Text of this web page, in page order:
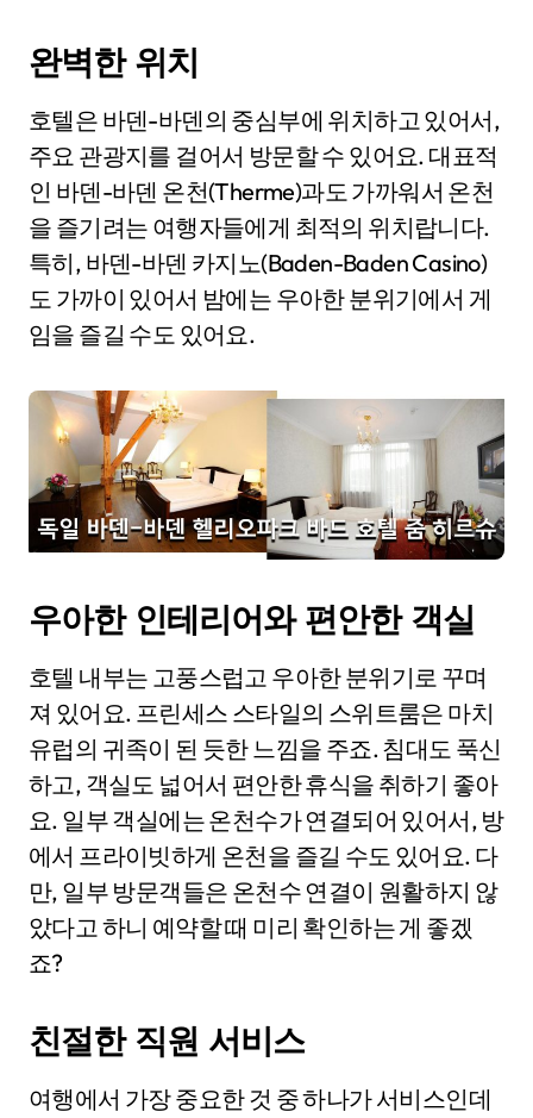
완벽한 위치
호텔은 바덴-바덴의 중심부에 위치하고 있어서,
주요 관광지를 걸어서 방문할 수 있어요. 대표적
인 바덴-바덴 온천(Therme)과도 가까워서 온천
을 즐기려는 여행자들에게 최적의 위치랍니다.
특히, 바덴-바덴 카지노(Baden-Baden Casino)
도 가까이 있어서 밤에는 우아한 분위기에서 게
임을 즐길 수도 있어요.
우아한 인테리어와 편안한 객실
호텔 내부는 고풍스럽고 우아한 분위기로 꾸며
져 있어요. 프린세스 스타일의 스위트룸은 마치
유럽의 귀족이 된 듯한 느낌을 주죠. 침대도 푹신
하고, 객실도 넓어서 편안한 휴식을 취하기 좋아
요. 일부 객실에는 온천수가 연결되어 있어서, 방
에서 프라이빗하게 온천을 즐길 수도 있어요. 다
만, 일부 방문객들은 온천수 연결이 원활하지 않
았다고 하니 예약할 때 미리 확인하는 게 좋겠
죠?
친절한 직원 서비스
여행에서 가장 중요한 것 중 하나가 서비스인데